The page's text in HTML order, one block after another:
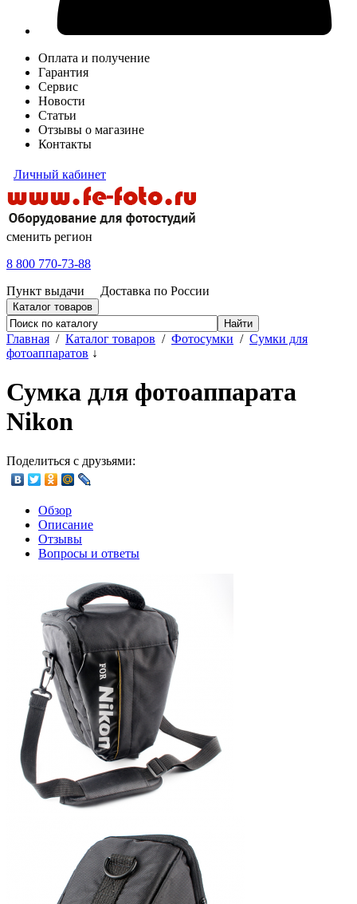
Оплата и получение
Гарантия
Сервис
Новости
Статьи
Отзывы о магазине
Контакты
Личный кабинет
сменить регион
8 800 770-73-88
Пункт выдачи
Доставка по России
Каталог товаров
Главная / Каталог товаров / Фотосумки / Сумки для
фотоаппаратов ↓
Сумка для фотоаппарата
Nikon
Поделиться с друзьями:
Обзор
Описание
Отзывы
Вопросы и ответы